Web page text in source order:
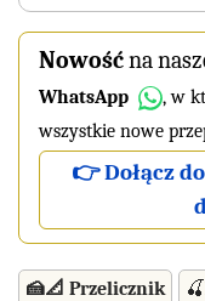
Nowośćna
WhatsApp
, w
wszystkie nowe
👉 Dołącz
🍰📐 Przelicznik